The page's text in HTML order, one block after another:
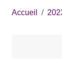
Accueil